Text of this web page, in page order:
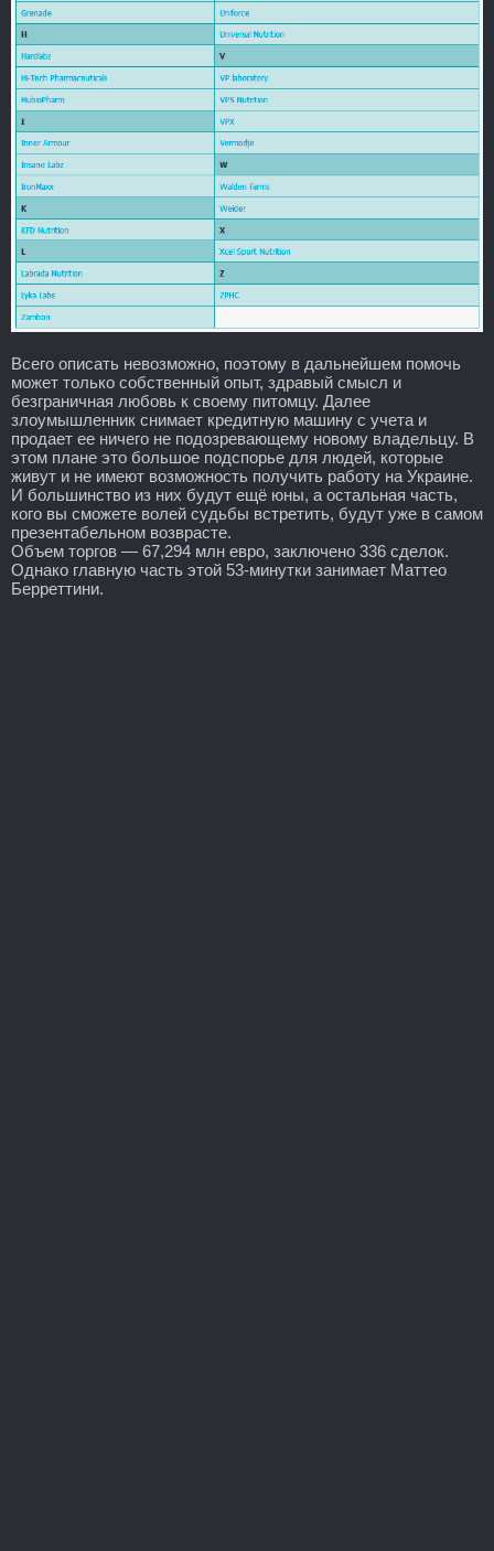
Всего описать невозможно, поэтому в дальнейшем помочь
может только собственный опыт, здравый смысл и
безграничная любовь к своему питомцу. Далее
злоумышленник снимает кредитную машину с учета и
продает ее ничего не подозревающему новому владельцу. В
этом плане это большое подспорье для людей, которые
живут и не имеют возможность получить работу на Украине.
И большинство из них будут ещё юны, а остальная часть,
кого вы сможете волей судьбы встретить, будут уже в самом
презентабельном возврасте.
Объем торгов — 67,294 млн евро, заключено 336 сделок.
Однако главную часть этой 53-минутки занимает Маттео
Берреттини.